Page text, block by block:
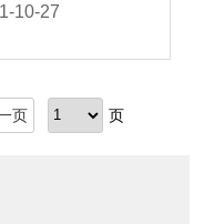
10-27
页 页